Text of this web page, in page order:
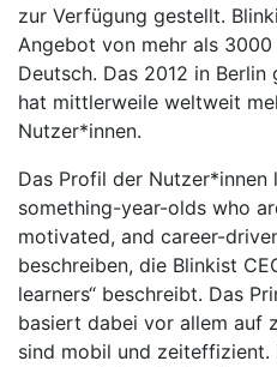
zur Verfügung gestellt.
Angebot von mehr als 3000
Deutsch. Das 2012 in
hat mittlerweile weltweit
Nutzer*innen.
Das Profil der Nutzer*innen
something-year-olds who
motivated, and career-
beschreiben, die Blinkist
learners“ beschreibt. Das
basiert dabei vor allem auf
sind mobil und zeiteffizient.